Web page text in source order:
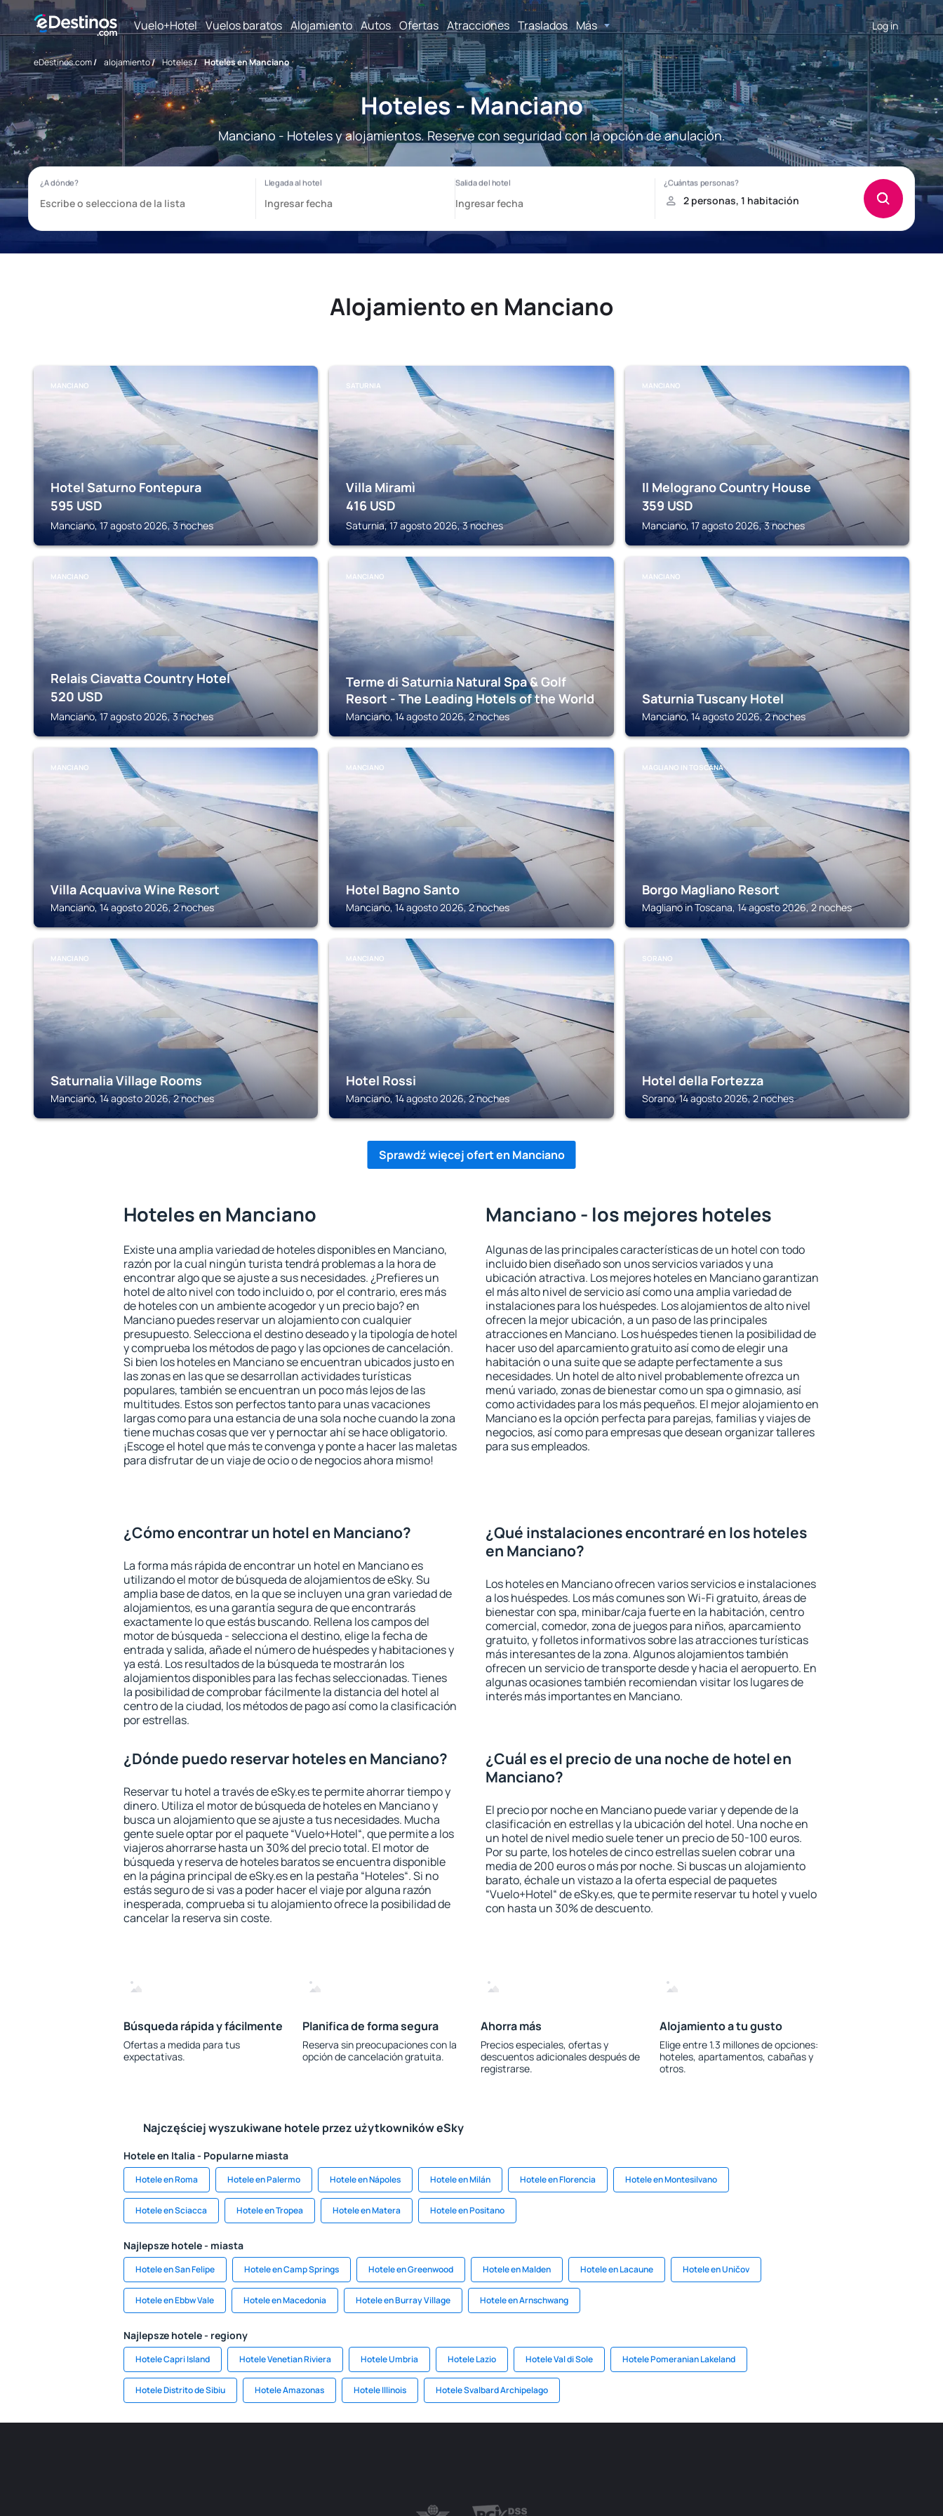
Vuelo+Hotel Vuelos baratos Alojamiento Autos Ofertas Atracciones Traslados Más Log in
eDestinos.com/ alojamiento/ Hoteles/ Hoteles en Manciano
Hoteles - Manciano
Manciano - Hoteles y alojamientos. Reserve con seguridad con la opción de anulación.
Alojamiento en Manciano
MANCIANO
Hotel Saturno Fontepura
595 USD
Manciano, 17 agosto 2026, 3 noches
SATURNIA
Villa Miramì
416 USD
Saturnia, 17 agosto 2026, 3 noches
MANCIANO
Il Melograno Country House
359 USD
Manciano, 17 agosto 2026, 3 noches
MANCIANO
Relais Ciavatta Country Hotel
520 USD
Manciano, 17 agosto 2026, 3 noches
MANCIANO
Terme di Saturnia Natural Spa & Golf
Resort - The Leading Hotels of the World
Manciano, 14 agosto 2026, 2 noches
MANCIANO
Saturnia Tuscany Hotel
Manciano, 14 agosto 2026, 2 noches
MANCIANO
Villa Acquaviva Wine Resort
Manciano, 14 agosto 2026, 2 noches
MANCIANO
Hotel Bagno Santo
Manciano, 14 agosto 2026, 2 noches
MAGLIANO IN TOSCANA
Borgo Magliano Resort
Magliano in Toscana, 14 agosto 2026, 2 noches
MANCIANO
Saturnalia Village Rooms
Manciano, 14 agosto 2026, 2 noches
MANCIANO
Hotel Rossi
Manciano, 14 agosto 2026, 2 noches
SORANO
Hotel della Fortezza
Sorano, 14 agosto 2026, 2 noches
Sprawdź więcej ofert en Manciano
Hoteles en Manciano
Existe una amplia variedad de hoteles disponibles en Manciano,
razón por la cual ningún turista tendrá problemas a la hora de
encontrar algo que se ajuste a sus necesidades. ¿Prefieres un
hotel de alto nivel con todo incluido o, por el contrario, eres más
de hoteles con un ambiente acogedor y un precio bajo? en
Manciano puedes reservar un alojamiento con cualquier
presupuesto. Selecciona el destino deseado y la tipología de hotel
y comprueba los métodos de pago y las opciones de cancelación.
Si bien los hoteles en Manciano se encuentran ubicados justo en
las zonas en las que se desarrollan actividades turísticas
populares, también se encuentran un poco más lejos de las
multitudes. Estos son perfectos tanto para unas vacaciones
largas como para una estancia de una sola noche cuando la zona
tiene muchas cosas que ver y pernoctar ahí se hace obligatorio.
¡Escoge el hotel que más te convenga y ponte a hacer las maletas
para disfrutar de un viaje de ocio o de negocios ahora mismo!
Manciano - los mejores hoteles
Algunas de las principales características de un hotel con todo
incluido bien diseñado son unos servicios variados y una
ubicación atractiva. Los mejores hoteles en Manciano garantizan
el más alto nivel de servicio así como una amplia variedad de
instalaciones para los huéspedes. Los alojamientos de alto nivel
ofrecen la mejor ubicación, a un paso de las principales
atracciones en Manciano. Los huéspedes tienen la posibilidad de
hacer uso del aparcamiento gratuito así como de elegir una
habitación o una suite que se adapte perfectamente a sus
necesidades. Un hotel de alto nivel probablemente ofrezca un
menú variado, zonas de bienestar como un spa o gimnasio, así
como actividades para los más pequeños. El mejor alojamiento en
Manciano es la opción perfecta para parejas, familias y viajes de
negocios, así como para empresas que desean organizar talleres
para sus empleados.
¿Cómo encontrar un hotel en Manciano?
La forma más rápida de encontrar un hotel en Manciano es
utilizando el motor de búsqueda de alojamientos de eSky. Su
amplia base de datos, en la que se incluyen una gran variedad de
alojamientos, es una garantía segura de que encontrarás
exactamente lo que estás buscando. Rellena los campos del
motor de búsqueda - selecciona el destino, elige la fecha de
entrada y salida, añade el número de huéspedes y habitaciones y
ya está. Los resultados de la búsqueda te mostrarán los
alojamientos disponibles para las fechas seleccionadas. Tienes
la posibilidad de comprobar fácilmente la distancia del hotel al
centro de la ciudad, los métodos de pago así como la clasificación
por estrellas.
¿Qué instalaciones encontraré en los hoteles
en Manciano?
Los hoteles en Manciano ofrecen varios servicios e instalaciones
a los huéspedes. Los más comunes son Wi-Fi gratuito, áreas de
bienestar con spa, minibar/caja fuerte en la habitación, centro
comercial, comedor, zona de juegos para niños, aparcamiento
gratuito, y folletos informativos sobre las atracciones turísticas
más interesantes de la zona. Algunos alojamientos también
ofrecen un servicio de transporte desde y hacia el aeropuerto. En
algunas ocasiones también recomiendan visitar los lugares de
interés más importantes en Manciano.
¿Dónde puedo reservar hoteles en Manciano?
Reservar tu hotel a través de eSky.es te permite ahorrar tiempo y
dinero. Utiliza el motor de búsqueda de hoteles en Manciano y
busca un alojamiento que se ajuste a tus necesidades. Mucha
gente suele optar por el paquete “Vuelo+Hotel“, que permite a los
viajeros ahorrarse hasta un 30% del precio total. El motor de
búsqueda y reserva de hoteles baratos se encuentra disponible
en la página principal de eSky.es en la pestaña “Hoteles“. Si no
estás seguro de si vas a poder hacer el viaje por alguna razón
inesperada, comprueba si tu alojamiento ofrece la posibilidad de
cancelar la reserva sin coste.
¿Cuál es el precio de una noche de hotel en
Manciano?
El precio por noche en Manciano puede variar y depende de la
clasificación en estrellas y la ubicación del hotel. Una noche en
un hotel de nivel medio suele tener un precio de 50-100 euros.
Por su parte, los hoteles de cinco estrellas suelen cobrar una
media de 200 euros o más por noche. Si buscas un alojamiento
barato, échale un vistazo a la oferta especial de paquetes
“Vuelo+Hotel“ de eSky.es, que te permite reservar tu hotel y vuelo
con hasta un 30% de descuento.
Búsqueda rápida y fácilmente
Ofertas a medida para tus
expectativas.
Planifica de forma segura
Reserva sin preocupaciones con la
opción de cancelación gratuita.
Ahorra más
Precios especiales, ofertas y
descuentos adicionales después de
registrarse.
Alojamiento a tu gusto
Elige entre 1.3 millones de opciones:
hoteles, apartamentos, cabañas y
otros.
Najczęściej wyszukiwane hotele przez użytkowników eSky
Hotele en Italia - Popularne miasta
Hotele en Roma Hotele en Palermo Hotele en Nápoles Hotele en Milán Hotele en Florencia Hotele en Montesilvano
Hotele en Sciacca Hotele en Tropea Hotele en Matera Hotele en Positano
Najlepsze hotele - miasta
Hotele en San Felipe Hotele en Camp Springs Hotele en Greenwood Hotele en Malden Hotele en Lacaune Hotele en Uničov
Hotele en Ebbw Vale Hotele en Macedonia Hotele en Burray Village Hotele en Arnschwang
Najlepsze hotele - regiony
Hotele Capri Island Hotele Venetian Riviera Hotele Umbria Hotele Lazio Hotele Val di Sole Hotele Pomeranian Lakeland
Hotele Distrito de Sibiu Hotele Amazonas Hotele Illinois Hotele Svalbard Archipelago